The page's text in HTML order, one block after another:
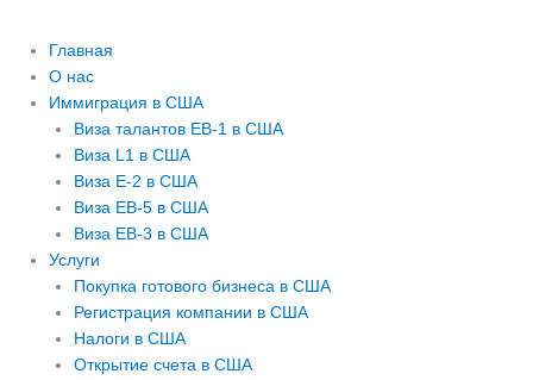
Главная
О нас
Иммиграция в США
Виза талантов EB-1 в США
Виза L1 в США
Виза E-2 в США
Виза EB-5 в США
Виза EB-3 в США
Услуги
Покупка готового бизнеса в США
Регистрация компании в США
Налоги в США
Открытие счета в США